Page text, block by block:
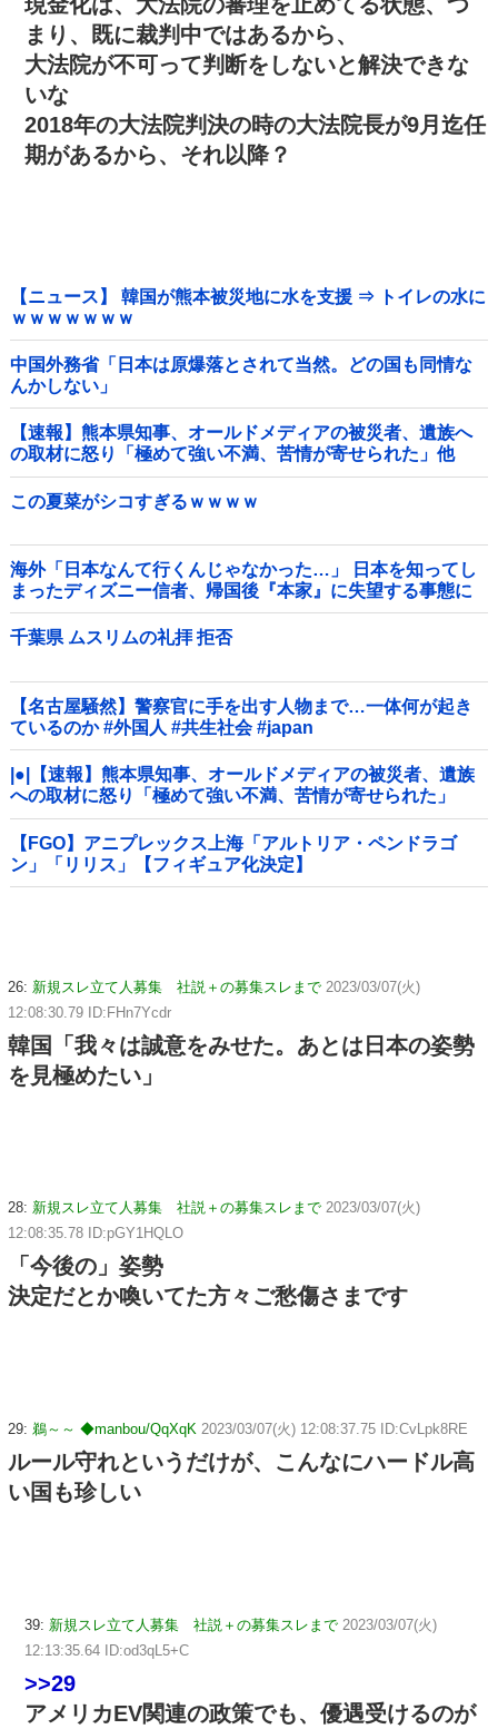
まり、既に裁判中ではあるから、
大法院が不可って判断をしないと解決できな
いな
2018年の大法院判決の時の大法院長が9月迄任
期があるから、それ以降？
【ニュース】 韓国が熊本被災地に水を支援 ⇒ トイレの水に
ｗｗｗｗｗｗｗ
中国外務省「日本は原爆落とされて当然。どの国も同情な
んかしない」
【速報】熊本県知事、オールドメディアの被災者、遺族へ
の取材に怒り「極めて強い不満、苦情が寄せられた」他
この夏菜がシコすぎるｗｗｗｗ
海外「日本なんて行くんじゃなかった…」 日本を知ってし
まったディズニー信者、帰国後『本家』に失望する事態に
千葉県 ムスリムの礼拝 拒否
【名古屋騒然】警察官に手を出す人物まで…一体何が起き
ているのか #外国人 #共生社会 #japan
|●|【速報】熊本県知事、オールドメディアの被災者、遺族
への取材に怒り「極めて強い不満、苦情が寄せられた」
【FGO】アニプレックス上海「アルトリア・ペンドラゴ
ン」「リリス」【フィギュア化決定】
26: 新規スレ立て人募集 社説＋の募集スレまで 2023/03/07(火)
12:08:30.79 ID:FHn7Ycdr
韓国「我々は誠意をみせた。あとは日本の姿勢
を見極めたい」
28: 新規スレ立て人募集 社説＋の募集スレまで 2023/03/07(火)
12:08:35.78 ID:pGY1HQLO
「今後の」姿勢
決定だとか喚いてた方々ご愁傷さまです
29: 鵜～～ ◆manbou/QqXqK 2023/03/07(火) 12:08:37.75 ID:CvLpk8RE
ルール守れというだけが、こんなにハードル高
い国も珍しい
39: 新規スレ立て人募集 社説＋の募集スレまで 2023/03/07(火)
12:13:35.64 ID:od3qL5+C
>>29
アメリカEV関連の政策でも、優遇受けるのが